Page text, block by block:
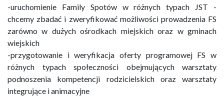
-uruchomienie Family Spotów w różnych typach JST -
chcemy zbadać i zweryfikować możliwości prowadzenia FS
zarówno w dużych ośrodkach miejskich oraz w gminach
wiejskich
-przygotowanie i weryfikacja oferty programowej FS w
różnych typach społeczności obejmujących warsztaty
podnoszenia kompetencji rodzicielskich oraz warsztaty
integrujące i animacyjne